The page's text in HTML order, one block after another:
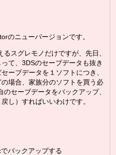
のニューバージョンです。
スグレモノだけですが、先日、
て、3DSのセーブデータも抜き
ーブデータを１ソフトにつき、
場合、家族分のソフトを買う必
セーブデータをバックアップ、
し）すればいいわけです。
バックアップする